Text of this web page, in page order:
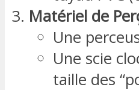
Matériel de
Une
Une scie
taille des